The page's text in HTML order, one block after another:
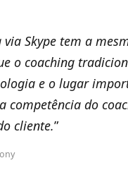
via Skype tem a
o coaching
e o lugar
competência do
cliente.”